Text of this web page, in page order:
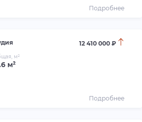
Подробнее
12 410 000 ₽
м²
м²
Подробнее